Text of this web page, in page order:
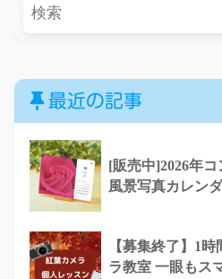
最近の記事
[販売中]2026年
風景写真カレン
【募集終了】1
ラ教室 一眼もス